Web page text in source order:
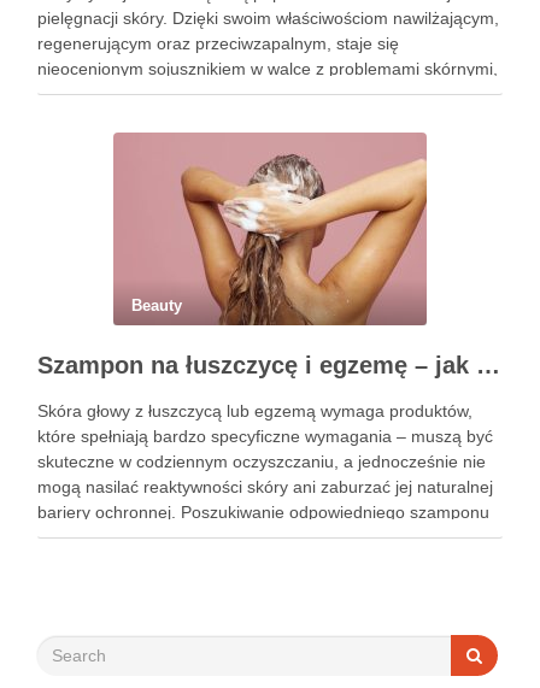
pielęgnacji skóry. Dzięki swoim właściwościom nawilżającym,
regenerującym oraz przeciwzapalnym, staje się
nieocenionym sojusznikiem w walce z problemami skórnymi,
takimi jak zmarszczki, trądzik czy podrażnienia. Jej działanie
Beauty
Szampon na łuszczycę i egzemę – jak świadomie dobierać produkty przy wrażliwej skórze głowy?
Skóra głowy z łuszczycą lub egzemą wymaga produktów,
które spełniają bardzo specyficzne wymagania – muszą być
skuteczne w codziennym oczyszczaniu, a jednocześnie nie
mogą nasilać reaktywności skóry ani zaburzać jej naturalnej
bariery ochronnej. Poszukiwanie odpowiedniego szamponu
bywa dla wielu pacjentów procesem długim i frustrującym, bo